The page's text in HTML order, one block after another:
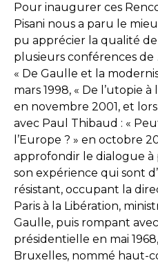
Pour inaugurer ces
Pisani nous a paru le
pu apprécier la qualité
plusieurs conférences de
« De Gaulle et la
mars 1998, « De l’utopie
en novembre 2001, et
avec Paul Thibaud : «
l’Europe ? » en octobre
approfondir le dialogue à
son expérience qui sont
résistant, occupant la
Paris à la Libération,
Gaulle, puis rompant
présidentielle en mai
Bruxelles, nommé haut-